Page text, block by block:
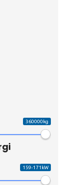
360000kg
159-171kW